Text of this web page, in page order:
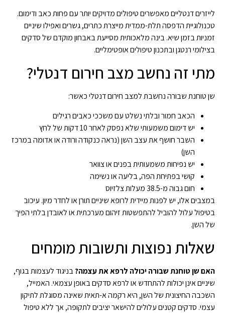
לייזרים דנטליים מאפשרים טיפולים מדויקים יותר עם פחות כאב ודימום.
טכנולוגיית הדפסה תלת-ממדית מייצרת כתרים, גשרים ואפילו שיניים
זמניות בזמן שיא. בינה מלאכותית מסייעת באבחון מוקדם של סדקים
בצילומי רנטגן ובתכנון טיפולים אופטימליים.
מתי זה נחשב מצב חירום דנטלי?
שן טוחנת שבורה נחשבת למצב חירום דנטלי כאשר:
הכאב חמור ובלתי נשלט עם משככי כאבים רגילים
יש דימום משמעותי שלא נפסק לאחר 10 דקות של לחץ
השבר חושף את עצב השן (נראה כנקודה ורודה או אדומה במרכז
השן)
יש נפיחות משמעותית בפנים או צוואר
קושי בפתיחת הפה, בליעה או נשימה
חום גבוה מ-38.5 מעלות צלזיוס
במצבים אלו, יש לפנות מיידית לרופא שיניים תורן או לחדר מיון. עיכוב
בטיפול עלול להוביל להתפשטות זיהום מערכתית או לאובדן בלתי הפיך
של השן.
שאלות נפוצות ותשובות מומחים
האם שן טוחנת שבורה יכולה לרפא את עצמה?בניגוד לעצמות בגוף,
שיניים אינן יכולות להתחדש או לרפא סדקים באופן עצמאי. האמייל,
השכבה החיצונית של השן, היא רקמה א-תאית שאינה מסוגלת לתיקון
עצמי. סדקים קטנים עלולים להישאר יציבים לתקופה, אך ללא טיפול